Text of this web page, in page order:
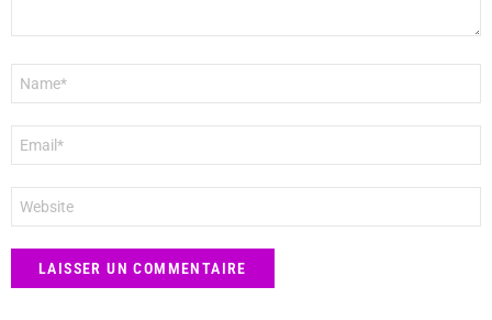
mail
*
web